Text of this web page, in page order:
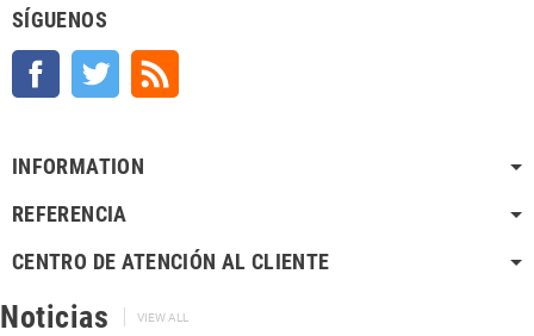
SÍGUENOS
Facebook Twitter
INFORMATION
REFERENCIA
CENTRO DE ATENCIÓN AL CLIENTE
Noticias VIEW ALL